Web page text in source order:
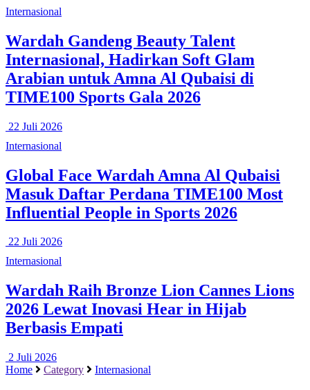
Internasional
Wardah Gandeng Beauty Talent
Internasional, Hadirkan Soft Glam
Arabian untuk Amna Al Qubaisi di
TIME100 Sports Gala 2026
22 Juli 2026
Internasional
Global Face Wardah Amna Al Qubaisi
Masuk Daftar Perdana TIME100 Most
Influential People in Sports 2026
22 Juli 2026
Internasional
Wardah Raih Bronze Lion Cannes Lions
2026 Lewat Inovasi Hear in Hijab
Berbasis Empati
2 Juli 2026
Home
Category Internasional